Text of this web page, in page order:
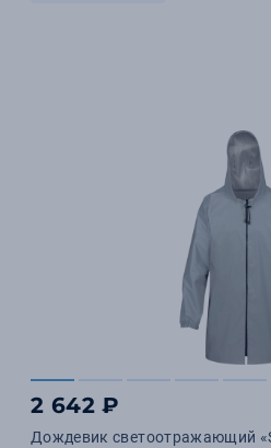
2 642 ₽
Дождевик светоотражающий